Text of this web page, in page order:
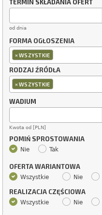
TERMIN SKŁADANIA OFERT
od dnia
FORMA OGŁOSZENIA
×WSZYSTKIE
RODZAJ ŹRÓDŁA
×WSZYSTKIE
WADIUM
Kwota od [PLN]
POMIŃ SPROSTOWANIA
Nie Tak
OFERTA WARIANTOWA
Wszystkie Nie
REALIZACJA CZĘŚCIOWA
Wszystkie Nie